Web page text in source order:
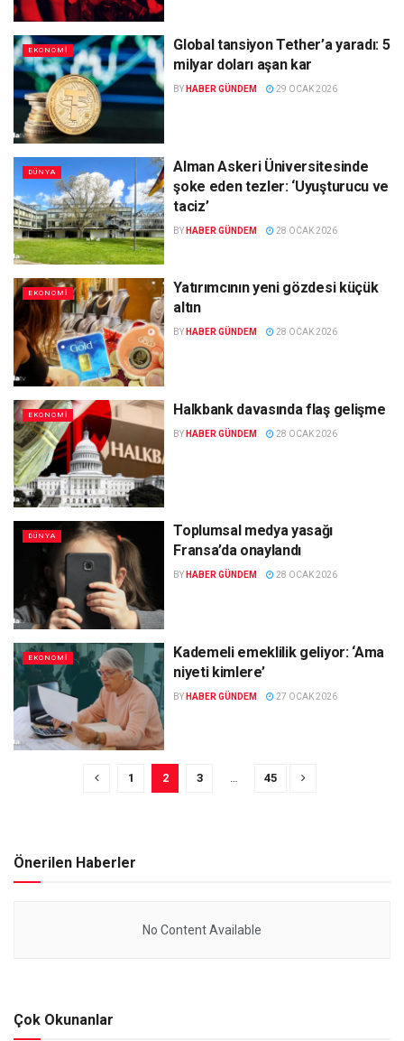
EKONOMI
Global tansiyon Tether’a yaradı: 5
milyar doları aşan kar
BY HABER GÜNDEM 29 OCAK 2026
DÜNYA
Alman Askeri Üniversitesinde
şoke eden tezler: ‘Uyuşturucu ve
taciz’
BY HABER GÜNDEM 28 OCAK 2026
EKONOMI
Yatırımcının yeni gözdesi küçük
altın
BY HABER GÜNDEM 28 OCAK 2026
EKONOMI Halkbank davasında flaş gelişme
BY HABER GÜNDEM 28 OCAK 2026
DÜNYA
Toplumsal medya yasağı
Fransa’da onaylandı
BY HABER GÜNDEM 28 OCAK 2026
EKONOMI
Kademeli emeklilik geliyor: ‘Ama
niyeti kimlere’
BY HABER GÜNDEM 27 OCAK 2026
1 2 3 … 45
Önerilen Haberler
No Content Available
Çok Okunanlar